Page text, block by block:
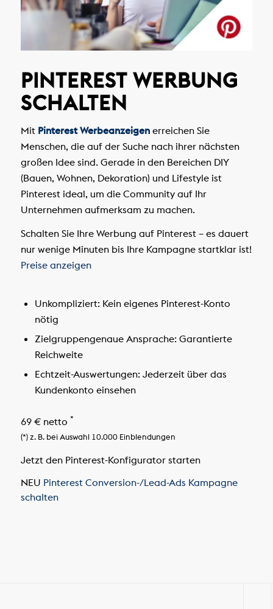
PINTEREST WERBUNG
SCHALTEN
Mit Pinterest Werbeanzeigenerreichen Sie
Menschen, die auf der Suche nach ihrer nächsten
großen Idee sind. Gerade in den Bereichen DIY
(Bauen, Wohnen, Dekoration) und Lifestyle ist
Pinterest ideal, um die Community auf Ihr
Unternehmen aufmerksam zu machen.
Schalten Sie Ihre Werbung auf Pinterest – es dauert
nur wenige Minuten bis Ihre Kampagne startklar ist!
Preise anzeigen
Unkompliziert:Kein eigenes Pinterest-Konto
nötig
Zielgruppengenaue Ansprache:Garantierte
Reichweite
Echtzeit-Auswertungen:Jederzeit über das
Kundenkonto einsehen
69 € netto *
(*) z. B. bei Auswahl 10.000 Einblendungen
Jetzt den Pinterest-Konfigurator starten
NEU Pinterest Conversion-/Lead-Ads Kampagne
schalten